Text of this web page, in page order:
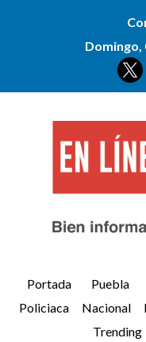
Domingo,
Portada Puebla
Policiaca
Nacional
Trending